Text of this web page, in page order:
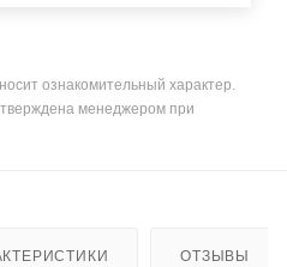
ознакомительный характер.
менеджером при
ОТЗЫВЫ